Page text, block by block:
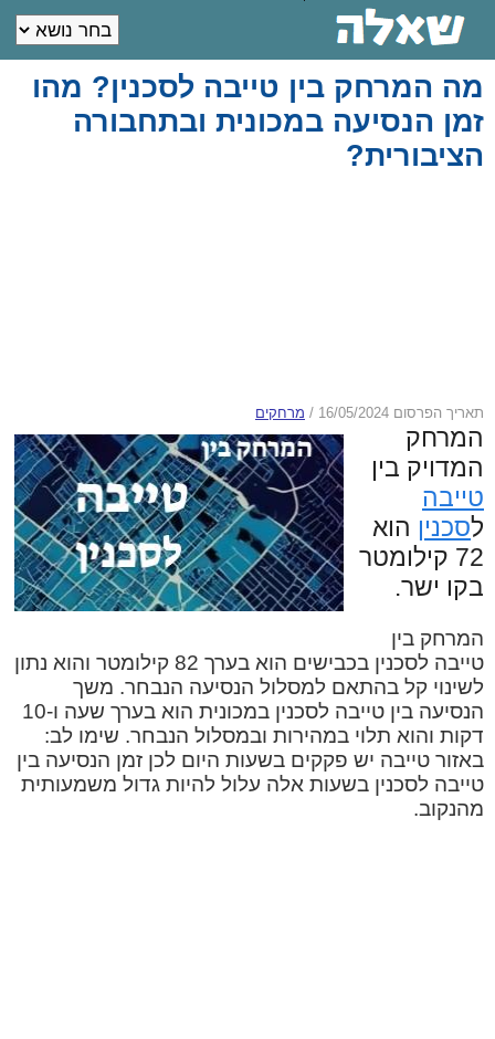
מה המרחק בין טייבה לסכנין? מהו
זמן הנסיעה במכונית ובתחבורה
הציבורית?
תאריך הפרסום 16/05/2024 / מרחקים
המרחק
המדויק בין
טייבה
לסכנין הוא
72 קילומטר
בקו ישר.
המרחק בין
טייבה לסכנין בכבישים הוא בערך 82 קילומטר והוא נתון
לשינוי קל בהתאם למסלול הנסיעה הנבחר. משך
הנסיעה בין טייבה לסכנין במכונית הוא בערך שעה ו-10
דקות והוא תלוי במהירות ובמסלול הנבחר. שימו לב:
באזור טייבה יש פקקים בשעות היום לכן זמן הנסיעה בין
טייבה לסכנין בשעות אלה עלול להיות גדול משמעותית
מהנקוב.